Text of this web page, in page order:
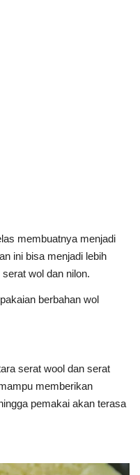
membuatnya menjadi
ini bisa menjadi lebih
wol dan nilon.
berbahan wol
serat wool dan serat
memberikan
pemakai akan terasa